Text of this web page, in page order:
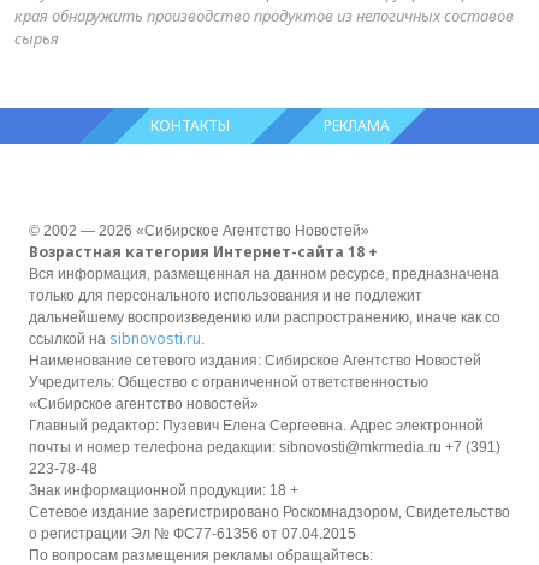
края обнаружить производство продуктов из нелогичных составов
сырья
КОНТАКТЫ РЕКЛАМА
© 2002 — 2026 «Сибирское Агентство Новостей»
Возрастная категория Интернет-сайта 18 +
Вся информация, размещенная на данном ресурсе, предназначена
только для персонального использования и не подлежит
дальнейшему воспроизведению или распространению, иначе как со
ссылкой на sibnovosti.ru.
Наименование сетевого издания: Сибирское Агентство Новостей
Учредитель: Общество с ограниченной ответственностью
«Сибирское агентство новостей»
Главный редактор: Пузевич Елена Сергеевна. Адрес электронной
почты и номер телефона редакции: sibnovosti@mkrmedia.ru +7 (391)
223-78-48
Знак информационной продукции: 18 +
Сетевое издание зарегистрировано Роскомнадзором, Свидетельство
о регистрации Эл № ФС77-61356 от 07.04.2015
По вопросам размещения рекламы обращайтесь: